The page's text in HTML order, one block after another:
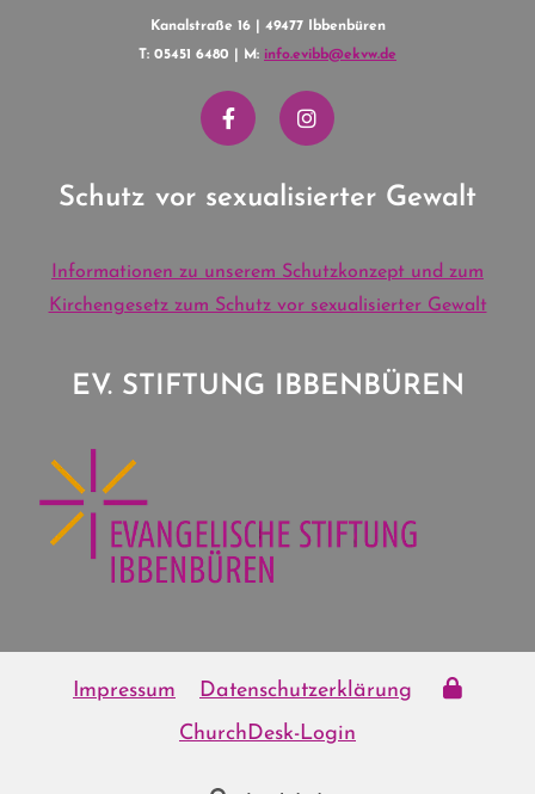
Kanalstraße 16 | 49477 Ibbenbüren
T: 05451 6480 | M: info.evibb@ekvw.de
Schutz vor sexualisierter Gewalt
Informationen zu unserem Schutzkonzept und zum
Kirchengesetz zum Schutz vor sexualisierter Gewalt
EV. STIFTUNG IBBENBÜREN
Impressum
Datenschutzerklärung
ChurchDesk-Login